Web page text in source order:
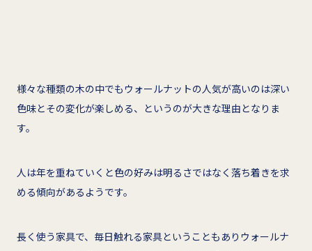
様々な種類の木の中でもウォールナットの人気が高いのは深い
色味とその変化が楽しめる、というのが大きな理由となりま
す。
人は年を重ねていくと色の好みは明るさではなく落ち着きを求
める傾向があるようです。
長く使う家具で、毎日触れる家具ということもありウォールナ